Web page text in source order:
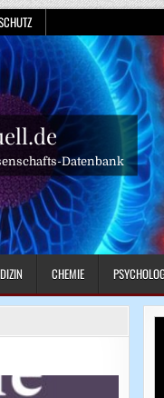
Datenbank
CHEMIE